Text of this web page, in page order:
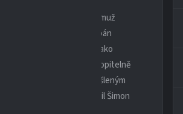
evidentně zaskočili, čemuž
následující akce mohl Štěpán
proti. To se brzy ukázalo jako
našim hráčům až nepochopitelně
vévodila našim zamýšleným
ještě dvakrát prosadil Šimon